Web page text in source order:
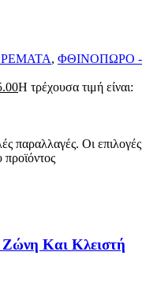
, ΦΘΙΝΟΠΩΡΟ -
Η τρέχουσα τιμή είναι:
παραλλαγές. Οι επιλογές
Και Κλειστή